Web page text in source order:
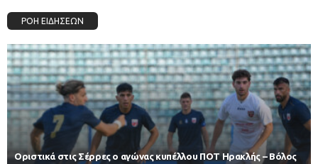
ΡΟΗ ΕΙΔΗΣΕΩΝ
Οριστικά στις Σέρρες ο αγώνας κυπέλλου ΠΟΤ Ηρακλής – Βόλος